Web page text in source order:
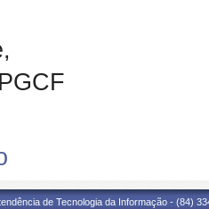
de Tecnologia da Informação - (84)